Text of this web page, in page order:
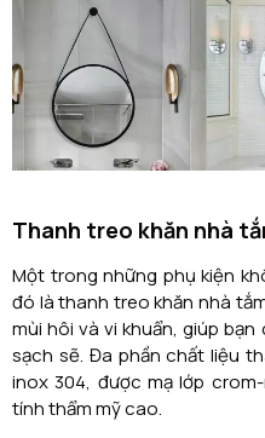
Thanh treo khăn nhà
Một trong những phụ kiện
đó là thanh treo khăn nhà
mùi hôi và vi khuẩn, giúp
sạch sẽ. Đa phần chất liệu
inox 304, được mạ lớp
tính thẩm mỹ cao.